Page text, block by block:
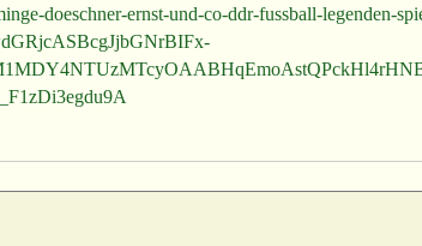
doeschner-ernst-und-co-ddr-fussball-legenden-